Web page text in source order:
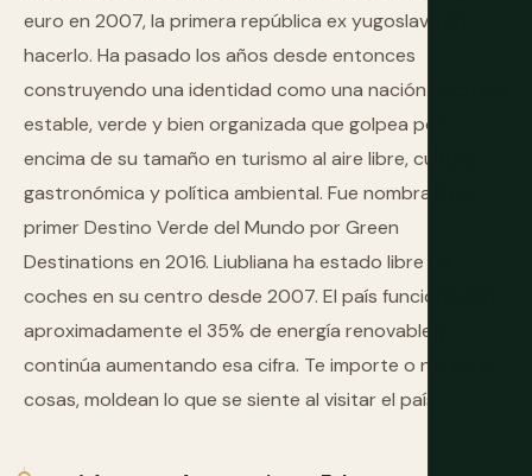
euro en 2007, la primera república ex yugoslava en
hacerlo. Ha pasado los años desde entonces
construyendo una identidad como una nación pequeña
estable, verde y bien organizada que golpea por
encima de su tamaño en turismo al aire libre, cultura
gastronómica y política ambiental. Fue nombrada el
primer Destino Verde del Mundo por Green
Destinations en 2016. Liubliana ha estado libre de
coches en su centro desde 2007. El país funciona con
aproximadamente el 35% de energía renovable y
continúa aumentando esa cifra. Te importe o no estas
cosas, moldean lo que se siente al visitar el país.